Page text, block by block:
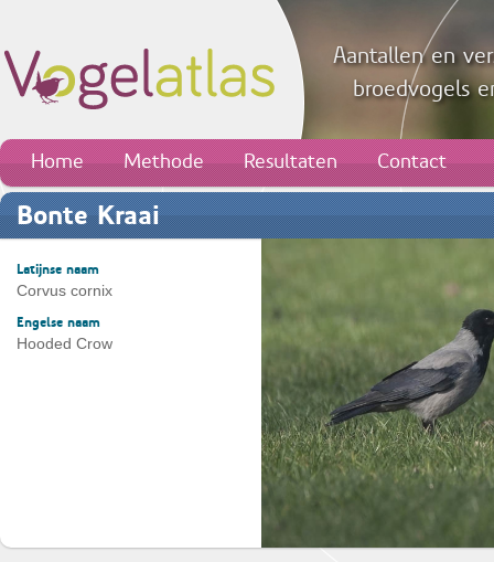
Aantallen en
broedvogels
Home Methode Resultaten Contact
Bonte Kraai
Latijnse naam
Corvus cornix
Engelse naam
Hooded Crow